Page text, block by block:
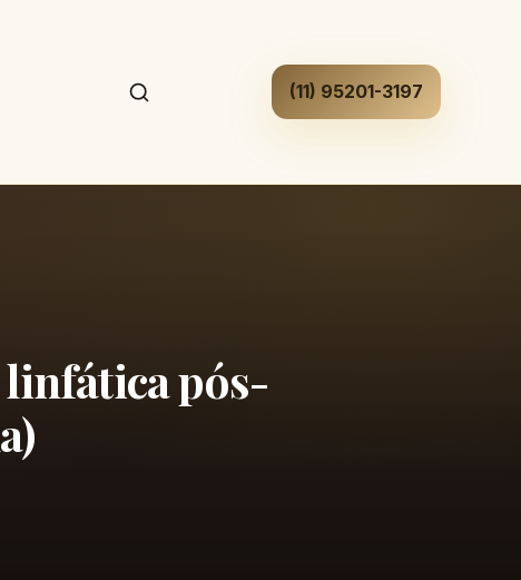
(11) 95201-3197
pós-